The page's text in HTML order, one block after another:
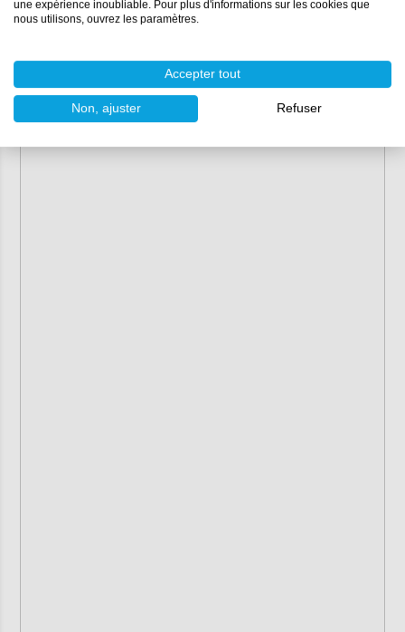
Sea Ray
West Bay Sonship
une expérience inoubliable. Pour plus d'informations sur les cookies que
nous utilisons, ouvrez les paramètres.
Accepter tout
Non, ajuster Refuser